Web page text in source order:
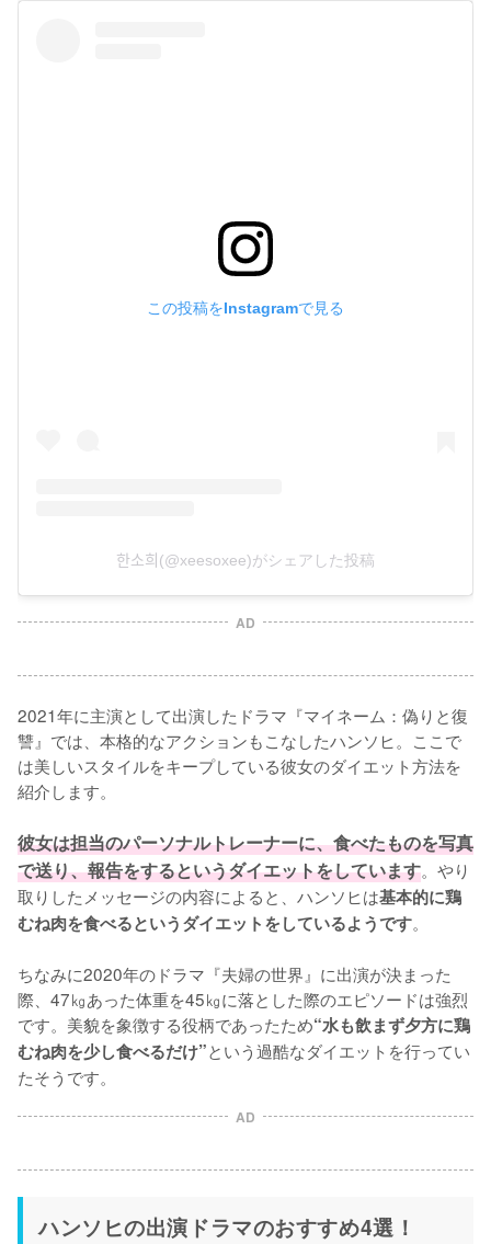
この投稿をInstagramで見る
한소희(@xeesoxee)がシェアした投稿
AD
2021年に主演として出演したドラマ『マイネーム：偽りと復
讐』では、本格的なアクションもこなしたハンソヒ。ここで
は美しいスタイルをキープしている彼女のダイエット方法を
紹介します。
彼女は担当のパーソナルトレーナーに、食べたものを写真
で送り、報告をするというダイエットをしています。やり
取りしたメッセージの内容によると、ハンソヒは基本的に鶏
むね肉を食べるというダイエットをしているようです。
ちなみに2020年のドラマ『夫婦の世界』に出演が決まった
際、47㎏あった体重を45㎏に落とした際のエピソードは強烈
です。美貌を象徴する役柄であったため“水も飲まず夕方に鶏
むね肉を少し食べるだけ”という過酷なダイエットを行ってい
たそうです。
AD
ハンソヒの出演ドラマのおすすめ4選！